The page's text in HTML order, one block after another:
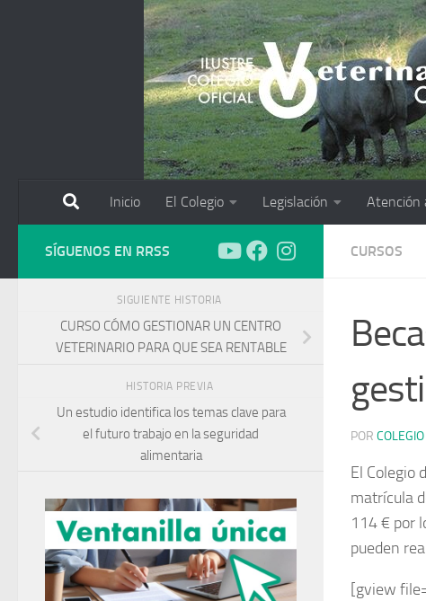
Inicio El Colegio Legislación Atención
CURSOS
POR
El Colegio
matrícula
114 € por
pueden
[gview
SÍGUENOS EN RRSS
SIGUIENTE HISTORIA
CURSO CÓMO GESTIONAR UN CENTRO
VETERINARIO PARA QUE SEA RENTABLE
HISTORIA PREVIA
Un estudio identifica los temas clave para
el futuro trabajo en la seguridad
alimentaria